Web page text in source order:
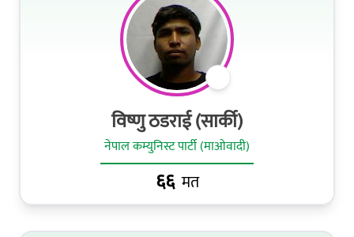
विष्णु ठडराई (सार्की)
नेपाल कम्युनिस्ट पार्टी (माओवादी)
६६ मत